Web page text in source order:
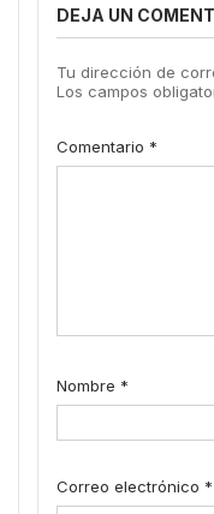
DEJA UN
Tu dirección de
Los campos
Comentario *
Nombre *
Correo electrónico *